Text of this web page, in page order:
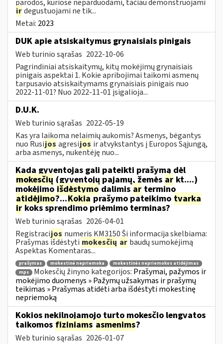
parodos, kuriose neparduodami, tačiau demonstruojami
irdegustuojami ne tik...
Metai: 2023
DUK apie atsiskaitymus grynaisiais pinigais
Web turinio sąrašas 2022-10-06
Pagrindiniai atsiskaitymų, kitų mokėjimų grynaisiais
pinigais aspektai 1. Kokie apribojimai taikomi asmenų
tarpusavio atsiskaitymams grynaisiais pinigais nuo
2022-11-01? Nuo 2022-11-01 įsigalioja...
D.U.K.
Web turinio sąrašas 2022-05-19
Kas yra laikoma nelaimių aukomis? Asmenys, bėgantys
nuo Rusijos agresijos ir atvykstantys į Europos Sąjungą,
arba asmenys, nukentėję nuo...
Kada gyventojas gali pateikti prašymą dėl
mokesčių (gyventojų pajamų, žemės ar kt....)
mokėjimo išdėstymo dalimis ar termino
atidėjimo?...Kokiaprašymo pateikimo tvarka
irkoks sprendimo priėmimo terminas?
Web turinio sąrašas 2026-04-01
Registracijos numeris KM3150 Ši informacija skelbiama:
Prašymas išdėstyti mokesčių ar baudų sumokėjimą
Aspektas Komentaras...
prašymas mokestinė nepriemoka
mokestinės nepriemokos atidėjimas
mps
Mokesčių žinyno kategorijos: Prašymai, pažymos ir
mokėjimo duomenys » Pažymų užsakymas ir prašymų
teikimas » Prašymas atidėti arba išdėstyti mokestinę
nepriemoką
Kokios nekilnojamojo turto mokesčio lengvatos
taikomos fiziniams asmenims?
Web turinio sąrašas 2026-01-07